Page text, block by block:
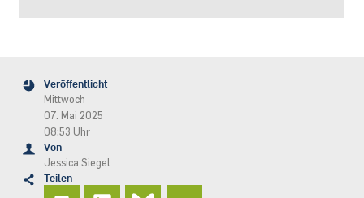
Veröffentlicht
Mittwoch
07. Mai 2025
08:53 Uhr
Von
Jessica Siegel
Teilen